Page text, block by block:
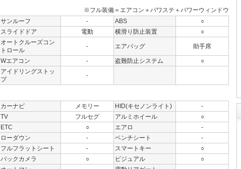
※フル装備＝エアコン＋パワステ＋パワーウィンドウ
サンルーフ - ABS
○
スライドドア 電動 横滑り防止装置 ○
オートクルーズコン
トロール
- エアバッグ 助手席
Wエアコン - 盗難防止システム ○
アイドリングストッ
プ
-
カーナビ メモリー HID(キセノンライト)
-
TV フルセグ アルミホイール
○
ETC ○ エアロ
-
ローダウン - ベンチシート
-
フルフラットシート - スマートキー
○
バックカメラ ○ ビジュアル
○